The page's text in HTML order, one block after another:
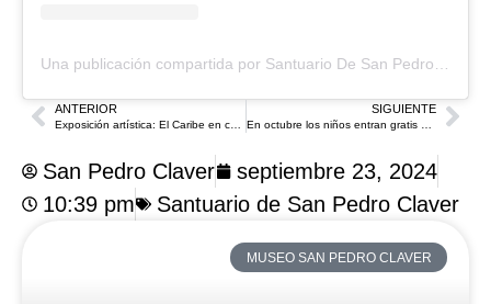
Una publicación compartida por Santuario De San Pedro Claver (@santuariosanpedroclaver)
ANTERIOR
Exposición artística: El Caribe en construcción de Paz
SIGUIENTE
En octubre los niños entran gratis al Museo San Pedro Claver en Cartagena
San Pedro Claver
septiembre 23, 2024
10:39 pm
Santuario de San Pedro Claver
MUSEO SAN PEDRO CLAVER